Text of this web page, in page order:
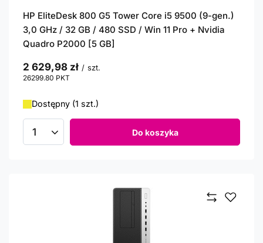
HP EliteDesk 800 G5 Tower Core i5 9500 (9-gen.)
3,0 GHz / 32 GB / 480 SSD / Win 11 Pro + Nvidia
Quadro P2000 [5 GB]
2 629,98 zł / szt.
26299.80 PKT
Dostępny (1 szt.)
Ilość produktów Do koszyka